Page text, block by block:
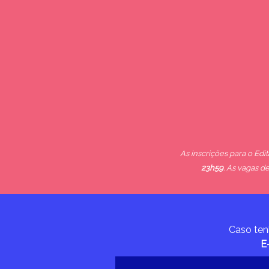
As inscrições para o
23h59. As vagas
Caso